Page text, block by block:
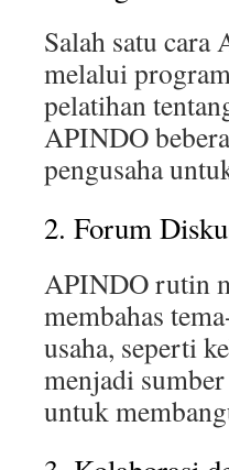
Salah satu
melalui
pelatihan
APINDO
pengusaha
2. Forum
APINDO rutin
membahas
usaha, seperti
menjadi
untuk